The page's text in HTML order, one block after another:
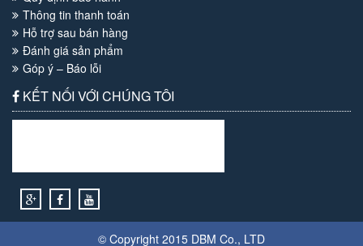
Thông tin thanh toán
Hỗ trợ sau bán hàng
Đánh giá sản phẩm
Góp ý – Báo lỗi
KẾT NỐI VỚI CHÚNG TÔI
© Copyright 2015 DBM Co., LTD